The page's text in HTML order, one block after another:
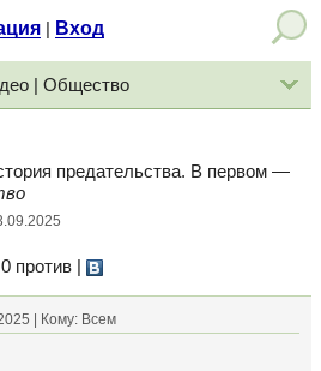
Вход
| Общество
предательства. В первом —
против
| Кому: Всем